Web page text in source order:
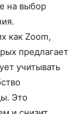
на выбор
как Zoom,
предлагает
учитывать
Это